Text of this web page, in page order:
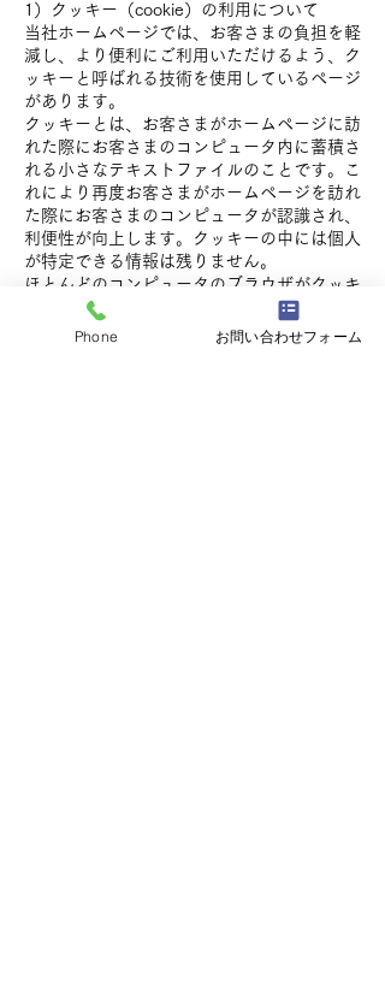
1）クッキー（cookie）の利用について
当社ホームページでは、お客さまの負担を軽
減し、より便利にご利用いただけるよう、ク
ッキーと呼ばれる技術を使用しているページ
があります。
クッキーとは、お客さまがホームページに訪
れた際にお客さまのコンピュータ内に蓄積さ
れる小さなテキストファイルのことです。こ
れにより再度お客さまがホームページを訪れ
た際にお客さまのコンピュータが認識され、
利便性が向上します。クッキーの中には個人
が特定できる情報は残りません。
ほとんどのコンピュータのブラウザがクッキ
ーを受け入れられるように設定されています
が、ご使用のブラウザでクッキーの受け入れ
Phone お問い合わせフォーム